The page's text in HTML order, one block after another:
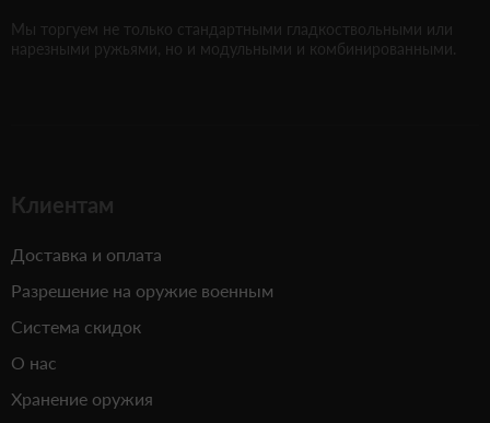
Мы торгуем не только стандартными гладкоствольными или
нарезными ружьями, но и модульными и комбинированными.
Клиентам
Доставка и оплата
Разрешение на оружие военным
Система скидок
О нас
Хранение оружия